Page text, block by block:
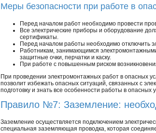
Меры безопасности при работе в
Перед началом работ необходимо провести
Все электрические приборы и оборудование
сертификаты.
Перед началом работы необходимо отключить
Работникам, занимающимся
защитные очки, перчатки и каску.
При работе с повышенным риском
При проведении электромонтажных работ в опасных
позволит избежать опасных ситуаций, связанных с
подготовку и знать все особенности работы в опасных
Правило №7: Заземление:
Заземление осуществляется подключением
специальная заземляющая проводка, которая